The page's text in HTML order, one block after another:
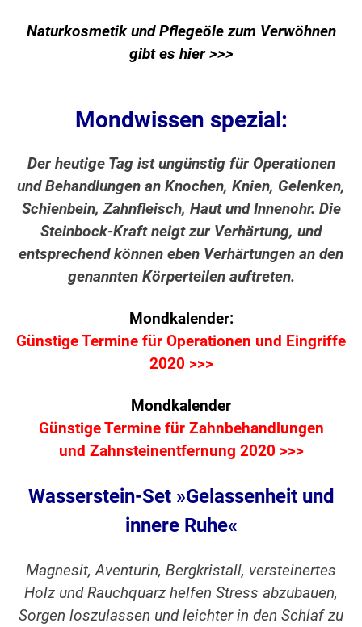
Naturkosmetik und Pflegeöle zum Verwöhnen
gibt es hier >>>
Mondwissen spezial:
Der heutige Tag ist ungünstig für Operationen
und Behandlungen an Knochen, Knien, Gelenken,
Schienbein, Zahnfleisch, Haut und Innenohr. Die
Steinbock-Kraft neigt zur Verhärtung, und
entsprechend können eben Verhärtungen an den
genannten Körperteilen auftreten.
Mondkalender:
Günstige Termine für Operationen und Eingriffe
2020 >>>
Mondkalender
Günstige Termine für Zahnbehandlungen
und Zahnsteinentfernung 2020 >>>
Wasserstein-Set »Gelassenheit und
innere Ruhe«
Magnesit, Aventurin, Bergkristall, versteinertes
Holz und Rauchquarz helfen Stress abzubauen,
Sorgen loszulassen und leichter in den Schlaf zu